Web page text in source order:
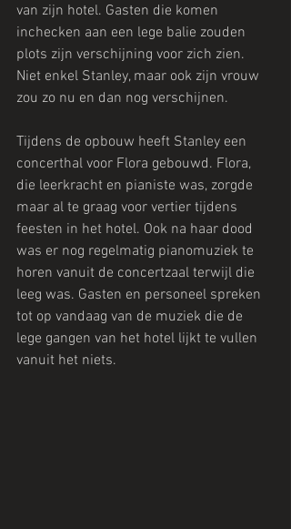
van zijn hotel. Gasten die komen
inchecken aan een lege balie zouden
plots zijn verschijning voor zich zien.
Niet enkel Stanley, maar ook zijn vrouw
zou zo nu en dan nog verschijnen.
Tijdens de opbouw heeft Stanley een
concerthal voor Flora gebouwd. Flora,
die leerkracht en pianiste was, zorgde
maar al te graag voor vertier tijdens
feesten in het hotel. Ook na haar dood
was er nog regelmatig pianomuziek te
horen vanuit de concertzaal terwijl die
leeg was. Gasten en personeel spreken
tot op vandaag van de muziek die de
lege gangen van het hotel lijkt te vullen
vanuit het niets.